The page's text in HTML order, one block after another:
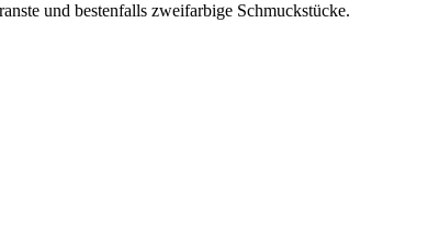
und bestenfalls zweifarbige Schmuckstücke.